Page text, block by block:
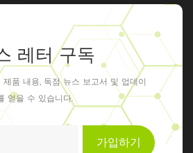
레터 구독
품 내용, 독점 뉴스 보고서 및 업데이
얻을 수 있습니다.
가입하기